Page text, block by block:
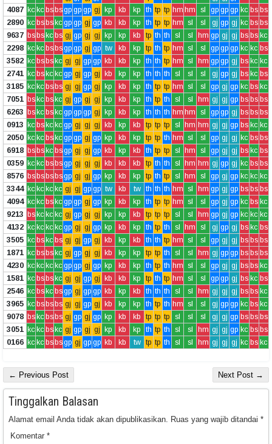
4087 kc kc bsbsgp gp gp gj kp kb kp th tp tp hm hm sl gp gp gp kc bs bs
2890 kc bsbskc gp gp gj gp kb kb kp th tp tp hm sl sl gj gp gj kc bs bs
9637 bsbskc bs gj gp gj gj kp kp kb tp th th sl sl hm gp gj gj bs bs kc
2298 kc kc bsbsgp gp gj gp tw kb kp tp th tp hm sl sl gp gp gp kc kc bs
3582 kc bsbskc gj gj gp gp kb kb kp th th tp hm sl hm gp gp gj bs kc kc
2741 kc bskc kc gp gj gp gj kb kp kp th th th sl sl sl gj gp gj bs kc bs
3185 kc kc bsbs gj gj gp gj kp kb kp th tp tp hm sl sl gp gj gp kc bs kc
7051 bskc bskc gj gp gj gj kp kb kp th tp th sl sl hm gj gj gp bs bs bs
6263 bskc bskc gp gp gp gj kp kb kp th th th hm hm sl gp gp gj bs bs bs
0913 kc bskc kc gp gj gj gj kb kp kb tp tp tp sl hm hm gj gj gp bs kc kc
2050 kc kc bskc gp gp gj gp kp kb kp tp tp th hm sl sl gp gj gj kc bs bs
6918 bsbskc bsgp gj gj gp kb kp kb th tp tp sl hm sl gp gj gj bs kc bs
0359 kc kc bsbsgp gj gj gj kb kb kb tp th th sl hm hm gj gp gj kc bs bs
8576 bsbsbsbsgp gj gj gp kp kb kp tp th tp sl hm sl gp gj gp kc kc kc
3344 kc kc kc kc gj gj gp gp tw kb tw th th th hm sl hm gp gj gp bs bs bs
4094 kc kc bskc gp gp gj gp kp kb kp th tp tp hm sl sl gp gj gp kc bs kc
9213 bskc kc kc gj gp gj gj kp kp kb tp tp tp sl sl hm gp gj gp kc kc kc
4132 kc kc kc kc gp gj gj gp kp kb kp th tp th sl hm sl gj gp gj bs kc bs
3505 kc bskc bs gj gj gp gj kb kp kb th th tp hm sl sl gp gj gj bs bs bs
1871 kc bsbskc gj gp gj gj kb kp kp tp tp th sl sl hm gj gp gp bs bs bs
4230 kc kc kc kc gp gp gj gp kp kb kp th tp th hm sl sl gp gj gj bs bs kc
1581 kc bsbskc gj gj gp gj kb kb kp tp th tp hm sl sl gp gp gj bs kc bs
2546 kc bskc bsgp gj gp gp kb kp kb th th th sl sl hm gj gj gj bs bs kc
3965 kc bsbsbs gj gj gp gj kb kp kp th tp th hm sl sl gj gp gp kc bs kc
9078 bskc bsbs gj gp gj gp kp kb kb tp tp tp sl sl sl gj gj gp bs bs bs
3051 kc kc bskc gj gp gj gj kp kb kp th tp th sl sl hm gj gj gp kc bs bs
0166 kc kc bsbsgp gj gp gp kb kb tw tp tp th sl sl hm gj gj gj kc bs kc
← Previous Post Next Post →
Tinggalkan Balasan
Alamat email Anda tidak akan dipublikasikan. Ruas yang wajib ditandai *
Komentar *